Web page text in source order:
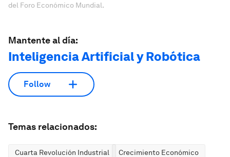
del Foro Económico Mundial.
Mantente al día:
Inteligencia Artificial y Robótica
Follow
Temas relacionados:
Cuarta Revolución Industrial Crecimiento Económico